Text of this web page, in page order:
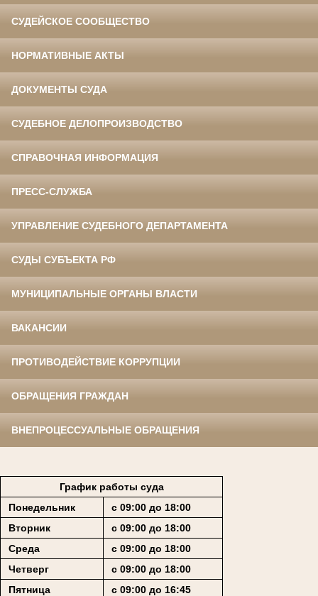
СУДЕЙСКОЕ СООБЩЕСТВО
НОРМАТИВНЫЕ АКТЫ
ДОКУМЕНТЫ СУДА
СУДЕБНОЕ ДЕЛОПРОИЗВОДСТВО
СПРАВОЧНАЯ ИНФОРМАЦИЯ
ПРЕСС-СЛУЖБА
УПРАВЛЕНИЕ СУДЕБНОГО ДЕПАРТАМЕНТА
СУДЫ СУБЪЕКТА РФ
МУНИЦИПАЛЬНЫЕ ОРГАНЫ ВЛАСТИ
ВАКАНСИИ
ПРОТИВОДЕЙСТВИЕ КОРРУПЦИИ
ОБРАЩЕНИЯ ГРАЖДАН
ВНЕПРОЦЕССУАЛЬНЫЕ ОБРАЩЕНИЯ
График работы суда
Понедельник
с 09:00 до 18:00
Вторник
с 09:00 до 18:00
Среда
с 09:00 до 18:00
Четверг
с 09:00 до 18:00
Пятница
с 09:00 до 16:45